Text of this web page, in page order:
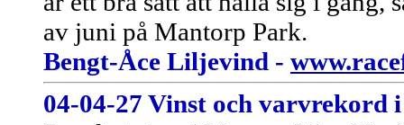
av juni på Mantorp Park.
Bengt-Åce Liljevind -
04-04-27 Vinst och varvrekord